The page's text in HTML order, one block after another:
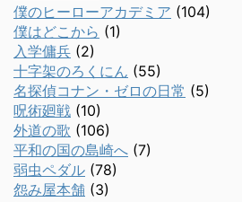
僕のヒーローアカデミア (104)
僕はどこから (1)
入学傭兵 (2)
十字架のろくにん (55)
名探偵コナン・ゼロの日常 (5)
呪術廻戦 (10)
外道の歌 (106)
平和の国の島崎へ (7)
弱虫ペダル (78)
怨み屋本舗 (3)